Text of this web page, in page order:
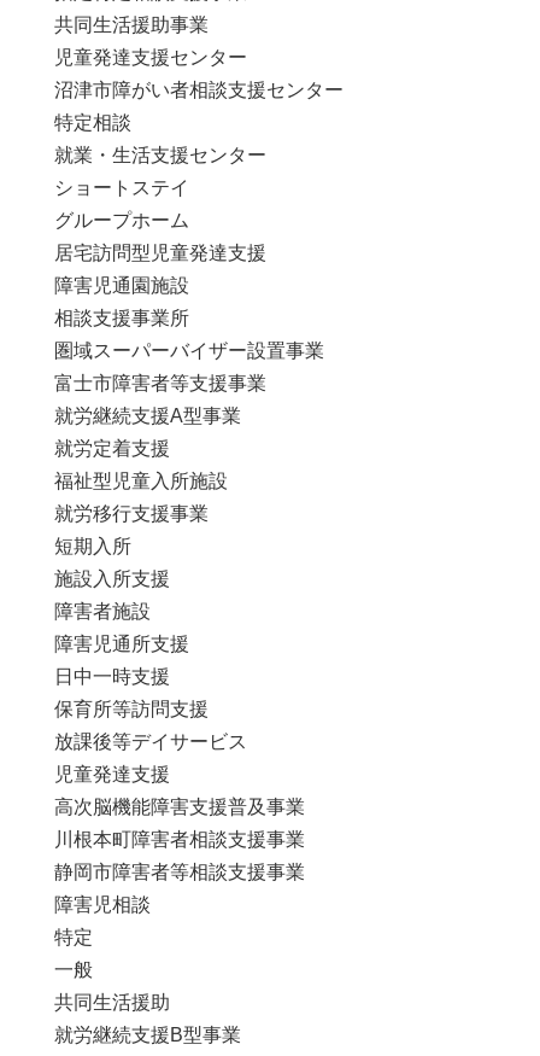
共同生活援助事業
児童発達支援センター
沼津市障がい者相談支援センター
特定相談
就業・生活支援センター
ショートステイ
グループホーム
居宅訪問型児童発達支援
障害児通園施設
相談支援事業所
圏域スーパーバイザー設置事業
富士市障害者等支援事業
就労継続支援A型事業
就労定着支援
福祉型児童入所施設
就労移行支援事業
短期入所
施設入所支援
障害者施設
障害児通所支援
日中一時支援
保育所等訪問支援
放課後等デイサービス
児童発達支援
高次脳機能障害支援普及事業
川根本町障害者相談支援事業
静岡市障害者等相談支援事業
障害児相談
特定
一般
共同生活援助
就労継続支援B型事業